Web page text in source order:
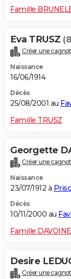
Famille
Eva TRUSZ
Créer une
Naissance
16/06/1914
Décès
25/08/2001 au
Famille TRUSZ
Georgette
Créer une
Naissance
23/07/1912 à
Décès
10/11/2000 au
Famille DAVOINE
Desire
Créer une